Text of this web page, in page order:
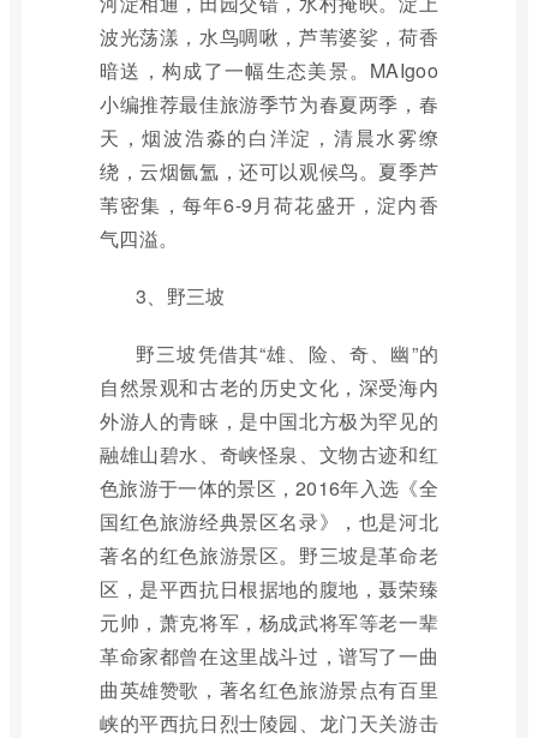
波光荡漾，水鸟啁啾，芦苇婆娑，荷香
暗送，构成了一幅生态美景。MAIgoo
小编推荐最佳旅游季节为春夏两季，春
天，烟波浩淼的白洋淀，清晨水雾缭
绕，云烟氤氲，还可以观候鸟。夏季芦
苇密集，每年6-9月荷花盛开，淀内香
气四溢。
3、野三坡
野三坡凭借其“雄、险、奇、幽”的
自然景观和古老的历史文化，深受海内
外游人的青睐，是中国北方极为罕见的
融雄山碧水、奇峡怪泉、文物古迹和红
色旅游于一体的景区，2016年入选《全
国红色旅游经典景区名录》，也是河北
著名的红色旅游景区。野三坡是革命老
区，是平西抗日根据地的腹地，聂荣臻
元帅，萧克将军，杨成武将军等老一辈
革命家都曾在这里战斗过，谱写了一曲
曲英雄赞歌，著名红色旅游景点有百里
峡的平西抗日烈士陵园、龙门天关游击